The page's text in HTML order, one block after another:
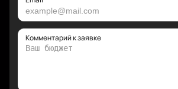
Комментарий к заявке